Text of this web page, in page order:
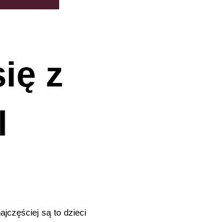
z
są to dzieci